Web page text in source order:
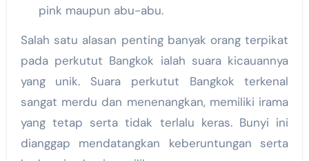
pink maupun abu-abu.
Salah satu alasan penting banyak orang terpikat
pada perkutut Bangkok ialah suara kicauannya
yang unik. Suara perkutut Bangkok terkenal
sangat merdu dan menenangkan, memiliki irama
yang tetap serta tidak terlalu keras. Bunyi ini
dianggap mendatangkan keberuntungan serta